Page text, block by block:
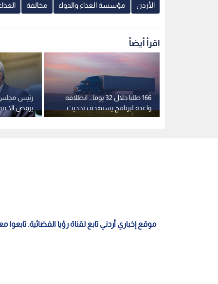
الأردن مؤسسة الغذاء والدواء مخالفة
اقرأ أيضاً
رئيس مجلس
يرفض
يقبل
166 طلبا خلال 32 يوما… انطلاقة
واعدة لبرنامج يستهدف تحديث
8,313 رأسا قاطرة
موقع إخباري أردني تابع لقناة رؤيا الفضائية.